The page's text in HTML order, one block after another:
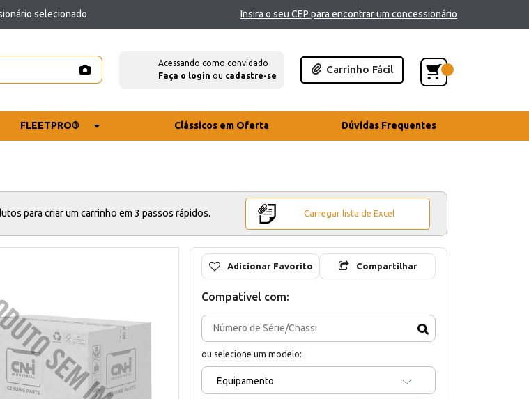
selecionado Insira o seu CEP para encontrar um concessionário
Acessando como convidado
Faça o login ou cadastre-se
Carrinho Fácil
FLEETPRO® Clássicos em Oferta Dúvidas Frequentes
para criar um carrinho em 3 passos rápidos. Carregar lista de Excel
Adicionar Favorito Compartilhar
Compativel com:
ou selecione um modelo:
Equipamento